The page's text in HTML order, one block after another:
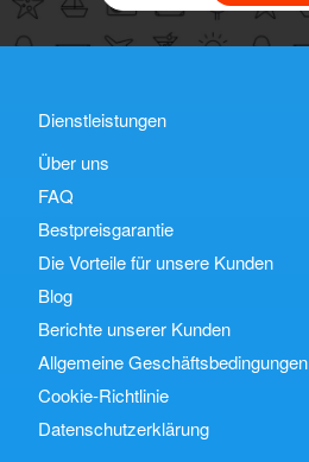
Dienstleistungen
Über uns
FAQ
Bestpreisgarantie
Die Vorteile für unsere Kunden
Blog
Berichte unserer Kunden
Allgemeine Geschäftsbedingungen
Cookie-Richtlinie
Datenschutzerklärung